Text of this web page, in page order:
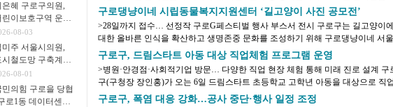
은혜 구로구의원,
린이보호구역 운영
선 주민 간담회 개
08-03
미주 서울시의원,
시철도망 구축계획
민공청회 참석
08-01
민의힘 구로을 당협
로1동 데이터센터
비보고회’​를 개최했다. 이번 보고회는 을지연...
구로댕냥이네 시립동물복지지원센터 ‘길고양이 사진 공모전’
>28일까지 접수… 선정작 구로G페스티벌 행사 부스서 전시 구로구는 길고양이에
대한 올바른 인식을 확산하고 생명존중 문화를 조성하기 위해 구로댕냥이네 서
립동물복지지원센터에서 ‘길고양이 사진 공모전’...
구로구, 드림스타트 아동 대상 직업체험 프로그램 운영
>병원·안경점·사회적기업 방문… 다양한 직업 현장 체험 통해 미래 진로 설계 구
구(구청장 장인홍)가 오는 6일 드림스타트 초등학교 고학년 아동을 대상으로 직
험 프로그램을 운영한다. 드림스타트는 0세부터...
구로구, 폭염 대응 강화…공사 중단·행사 일정 조정